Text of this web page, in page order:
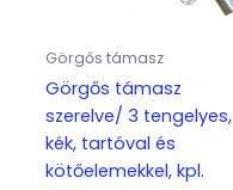
Görgős támasz
Görgős támasz
szerelve/ 3 tengelyes,
kék, tartóval és
kötőelemekkel, kpl.